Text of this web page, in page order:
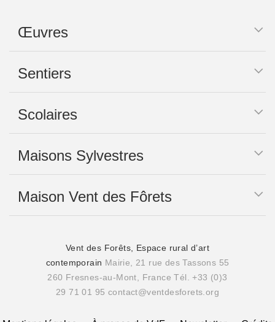
Œuvres
Sentiers
Scolaires
Maisons Sylvestres
Maison Vent des Fôrets
Vent des Forêts, Espace rural d’art
contemporain Mairie, 21 rue des Tassons 55
260 Fresnes-au-Mont, France Tél. +33 (0)3
29 71 01 95 contact@ventdesforets.org